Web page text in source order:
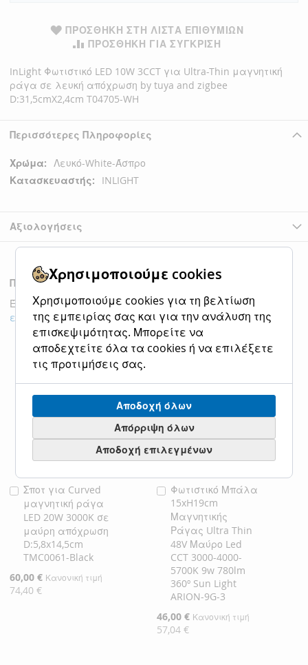
ΠΡΟΣΘΉΚΗ ΣΤΗ ΛΊΣΤΑ ΕΠΙΘΥΜΙΏΝ
ΠΡΟΣΘΉΚΗ ΓΙΑ ΣΎΓΚΡΙΣΗ
InLight Φωτιστικό LED 10W 3CCT για Ultra-Thin μαγνητική
ράγα σε λευκή απόχρωση by tuya and zigbee
D:31,5cmX2,4cm T04705-WH
Περισσότερες Πληροφορίες
Περισσότερες
Πληροφορίες
Λευκό-White-Άσπρο
INLIGHT
Αξιολογήσεις
Προιόντα της Κατηγοριάς
Έλεγχος στοιχείων για να προσθέσετε στο καλάθι ή
επιλογή όλων
Σποτ για Curved
μαγνητική ράγα
LED 20W 3000K σε
μαύρη απόχρωση
D:5,8x14,5cm
TMC0061-Black
Ειδική
Τιμή
60,00 € Κανονική τιμή
74,40 €
Προσθήκη
στο
Καλάθι
Φωτιστικό Μπάλα
15xH19cm
Μαγνητικής
Ράγας Ultra Thin
48V Μαύρο Led
CCT 3000-4000-
5700K 9w 780lm
360º Sun Light
ARION-9G-3
Ειδική
Τιμή
46,00 € Κανονική τιμή
57,04 €
Προσθήκη
στο
Καλάθι
Χρησιμοποιούμε cookies
Χρησιμοποιούμε cookies για τη βελτίωση
της εμπειρίας σας και για την ανάλυση της
επισκεψιμότητας. Μπορείτε να
αποδεχτείτε όλα τα cookies ή να επιλέξετε
τις προτιμήσεις σας.
Αποδοχή όλων
Απόρριψη όλων
Αποδοχή επιλεγμένων